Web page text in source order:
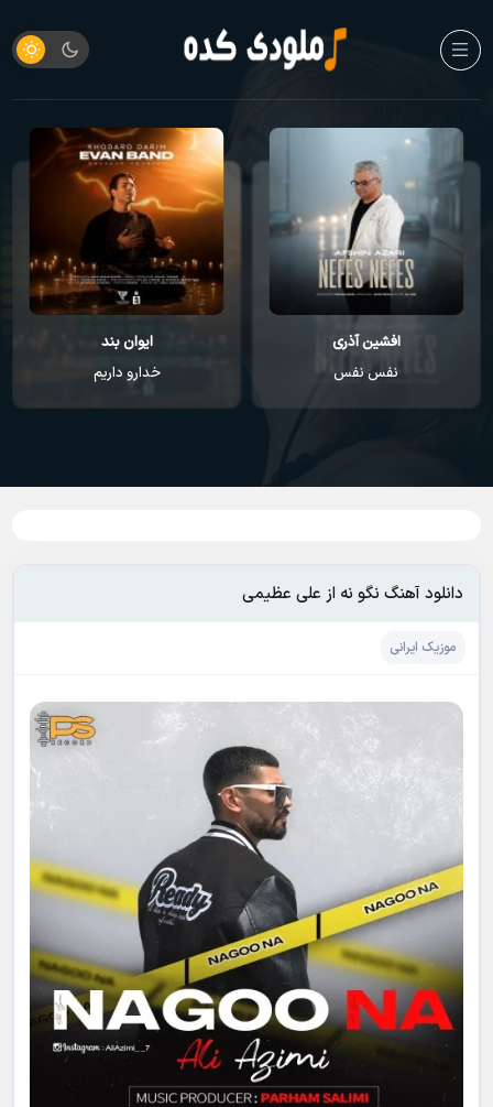
ایوان بند
خدارو داریم
راغب
عطر تو
دانلود آهنگ نگو نه از علی عظیمی
موزیک ایرانی